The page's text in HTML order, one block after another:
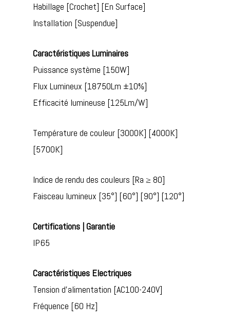
Habillage [Crochet] [En Surface]
Installation [Suspendue]
Caractéristiques Luminaires
Puissance système [150W]
Flux Lumineux [18750Lm ±10%]
Efficacité lumineuse [125Lm/W]
Température de couleur [3000K] [4000K]
[5700K]
Indice de rendu des couleurs [Ra ≥ 80]
Faisceau lumineux [35°] [60°] [90°] [120°]
Certifications | Garantie
IP65
Caractéristiques Electriques
Tension d’alimentation [AC100-240V]
Fréquence [60 Hz]